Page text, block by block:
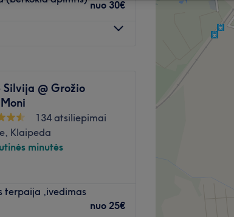
nuo 30€
2 aukšte, 216
turgaus ir miesto centro,
Silvija @ Grožio
134 atsiliepimai
Klaipeda
minutės
terpaija ,ivedimas
nuo 25€